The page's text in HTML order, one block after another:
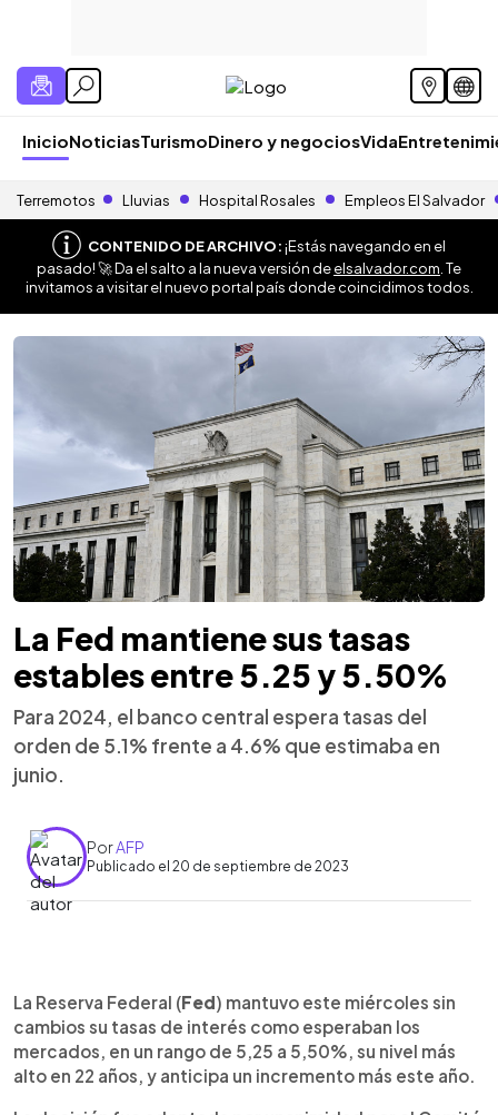
InicioNoticiasTurismoDinero y negociosVida
Terremotos Lluvias Hospital Rosales Empleos El Salvador
CONTENIDO DE ARCHIVO:¡Estás navegando en el
pasado! 🚀 Da el salto a la nueva versión deelsalvador.com . Te
invitamos a visitar el nuevo portal país donde coincidimos todos.
La Fed mantiene sus tasas
estables entre 5.25 y 5.50%
Para 2024, el banco central espera tasas del
orden de 5.1% frente a 4.6% que estimaba en
junio.
PorAFP
Publicado el 20 de septiembre de 2023
Escuchar artículo
La Reserva Federal (Fed) mantuvo este miércoles sin
cambios su tasas de interés como esperaban los
mercados, en un rango de 5,25 a 5,50%, su nivel más
alto en 22 años, y anticipa un incremento más este año.